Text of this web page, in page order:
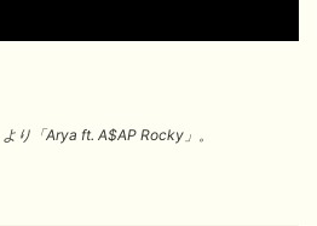
り「Arya ft. A$AP Rocky」。